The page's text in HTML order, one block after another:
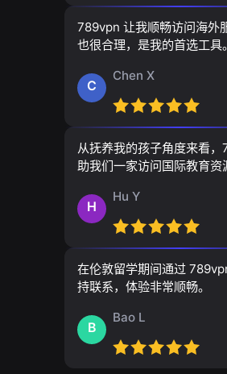
789vpn 让我顺畅访问海外
也很合理，是我的首选工具。
C
Chen X
从抚养我的孩子角度来看
助我们一家访问国际教育资
H
Hu Y
在伦敦留学期间通过
持联系，体验非常顺畅。
B
Bao L